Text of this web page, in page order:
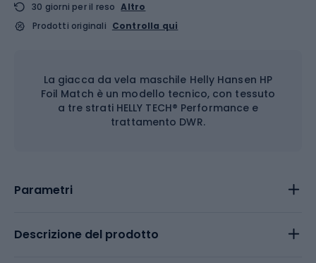
30 giorni per il reso Altro
Prodotti originali Controlla qui
La giacca da vela maschile Helly Hansen HP
Foil Match è un modello tecnico, con tessuto
a tre strati HELLY TECH® Performance e
trattamento DWR.
Parametri
Descrizione del prodotto